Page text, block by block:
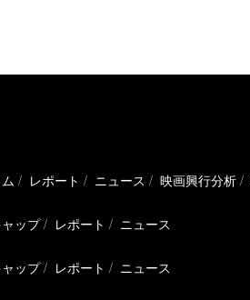
レポート ニュース 映画興行分析
ャップ レポート ニュース
ャップ レポート ニュース